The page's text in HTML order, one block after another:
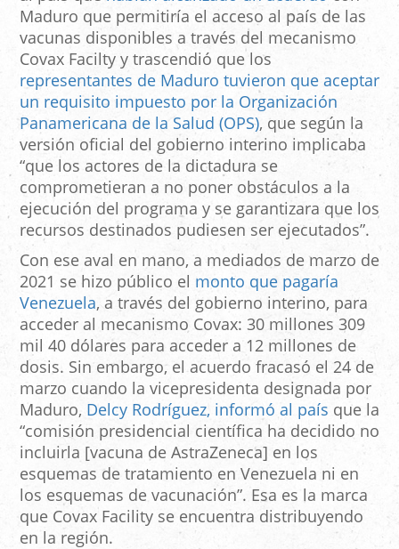
Maduro que permitiría el acceso al país de las
vacunas disponibles a través del mecanismo
Covax Facilty y trascendió que los
representantes de Maduro tuvieron que aceptar
un requisito impuesto por la Organización
Panamericana de la Salud (OPS), que según la
versión oficial del gobierno interino implicaba
“que los actores de la dictadura se
comprometieran a no poner obstáculos a la
ejecución del programa y se garantizara que los
recursos destinados pudiesen ser ejecutados”.
Con ese aval en mano, a mediados de marzo de
2021 se hizo público el monto que pagaría
Venezuela, a través del gobierno interino, para
acceder al mecanismo Covax: 30 millones 309
mil 40 dólares para acceder a 12 millones de
dosis. Sin embargo, el acuerdo fracasó el 24 de
marzo cuando la vicepresidenta designada por
Maduro, Delcy Rodríguez, informó al país que la
“comisión presidencial científica ha decidido no
incluirla [vacuna de AstraZeneca] en los
esquemas de tratamiento en Venezuela ni en
los esquemas de vacunación”. Esa es la marca
que Covax Facility se encuentra distribuyendo
en la región.